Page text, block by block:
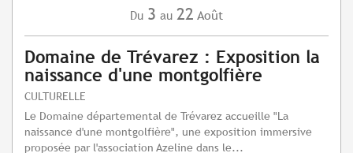
Du 3 au 22 Août
Domaine de Trévarez : Exposition la
naissance d'une montgolfière
CULTURELLE
Le Domaine départemental de Trévarez accueille "La
naissance d'une montgolfière", une exposition immersive
proposée par l'association Azeline dans le...